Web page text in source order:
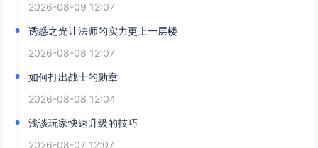
2026-08-09 12:07
诱惑之光让法师的实力更上一层楼
2026-08-08 12:07
如何打出战士的勋章
2026-08-08 12:04
浅谈玩家快速升级的技巧
2026-08-07 12:07